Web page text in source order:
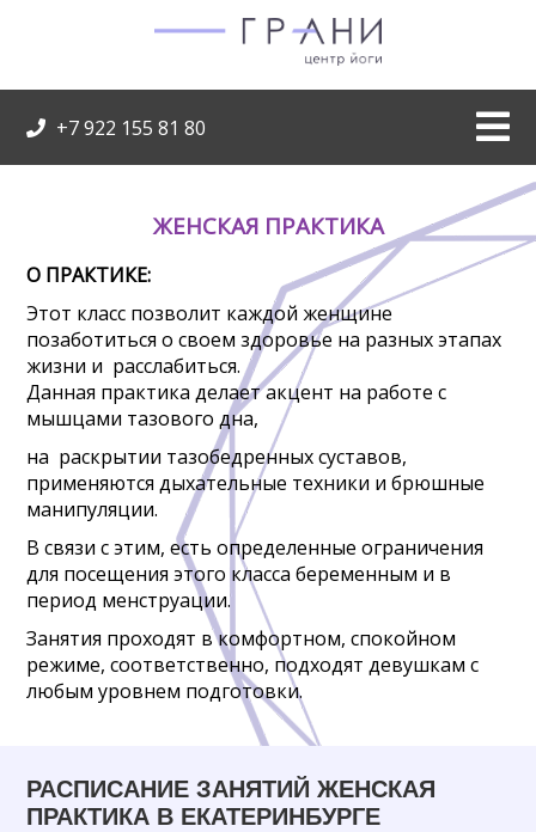
+7 922 155 81 80
ЖЕНСКАЯ ПРАКТИКА
О ПРАКТИКЕ:
Этот класс позволит каждой женщине
позаботиться о своем здоровье на разных этапах
жизни и расслабиться.
Данная практика делает акцент на работе с
мышцами тазового дна,
на раскрытии тазобедренных суставов,
применяются дыхательные техники и брюшные
манипуляции.
В связи с этим, есть определенные ограничения
для посещения этого класса беременным и в
период менструации.
Занятия проходят в комфортном, спокойном
режиме, соответственно, подходят девушкам с
любым уровнем подготовки.
РАСПИСАНИЕ ЗАНЯТИЙ ЖЕНСКАЯ
ПРАКТИКА В ЕКАТЕРИНБУРГЕ